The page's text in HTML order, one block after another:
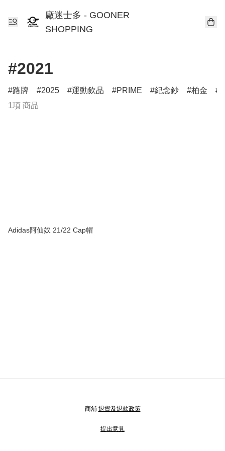
廠迷士多 - GOONER
SHOPPING
#2021
路牌 2025 運動飲品 PRIME 紀念鈔 柏金
1項 商品
Adidas阿仙奴 21/22 Cap帽
商舖 退貨及退款政策
提出意見